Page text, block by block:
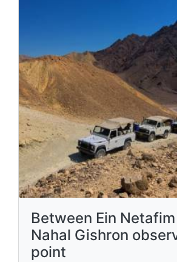
Between Ein
Nahal Gishron
point